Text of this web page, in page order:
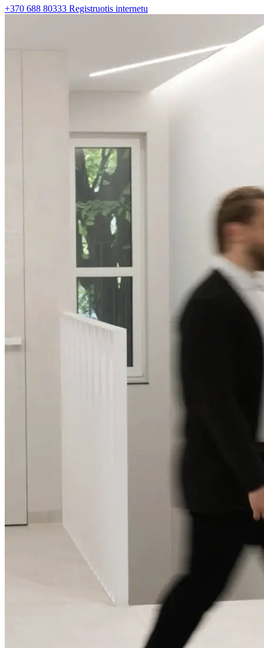
+370 688 80333 Registruotis internetu